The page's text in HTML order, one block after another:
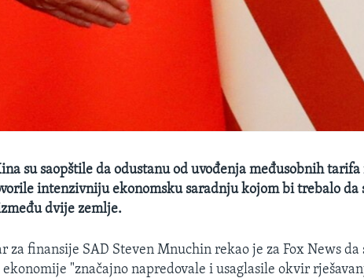
su saopštile da odustanu od uvođenja međusobnih tarifa
intenzivniju ekonomsku saradnju kojom bi trebalo da
dvije zemlje.
za finansije SAD Steven Mnuchin​ rekao je za Fox News da
ekonomije "značajno napredovale i usaglasile okvir